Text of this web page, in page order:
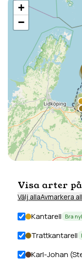
+
−
Visa arter
Välj allaAvmarkera
Kantarell Bra
Trattkantarell
Karl-Johan